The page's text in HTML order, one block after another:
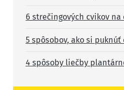
6 strečingových cvikov na
5 spôsobov, ako si
4 spôsoby liečby